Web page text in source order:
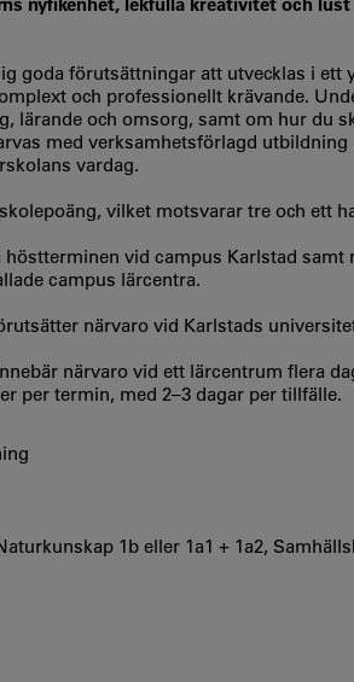
goda förutsättningar att utvecklas i ett
och professionellt krävande.
lärande och omsorg, samt om hur du
med verksamhetsförlagd
vardag.
vilket motsvarar tre och ett
vid campus Karlstad samt
campus lärcentra.
närvaro vid Karlstads
närvaro vid ett lärcentrum flera
per termin, med 2–3 dagar per tillfälle.
1b eller 1a1 + 1a2,